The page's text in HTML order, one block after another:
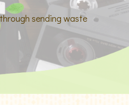
sending waste